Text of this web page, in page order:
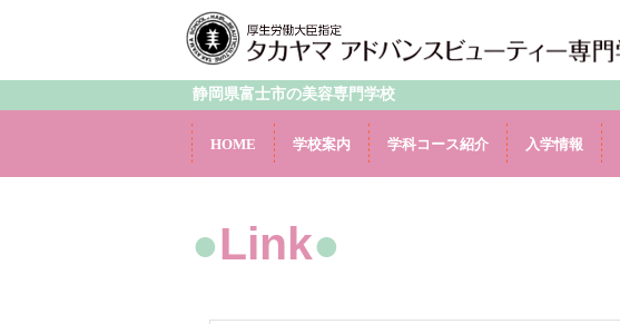
静岡県富士市の美容専門学校
HOME 学校案内 学科コース紹介 入学情報
●Link●